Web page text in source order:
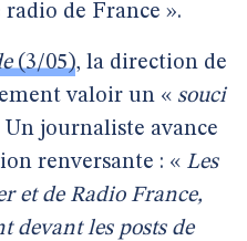
de France ».
(3/05), la direction de
valoir un « souci
journaliste avance
renversante : « Les
et de Radio France,
devant les posts de